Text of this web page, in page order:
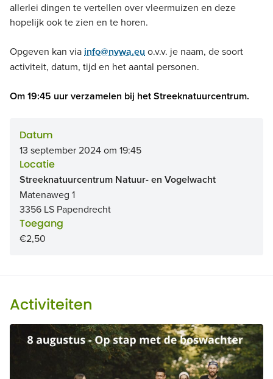
allerlei dingen te vertellen over vleermuizen en deze
hopelijk ook te zien en te horen.
Opgeven kan viainfo@nvwa.euo.v.v. je naam, de soort
activiteit, datum, tijd en het aantal personen.
Om 19:45 uur verzamelen bij het Streeknatuurcentrum.
Datum
13 september 2024 om 19:45
Locatie
Streeknatuurcentrum Natuur- en Vogelwacht
Matenaweg 1
3356 LS Papendrecht
Toegang
€2,50
Activiteiten